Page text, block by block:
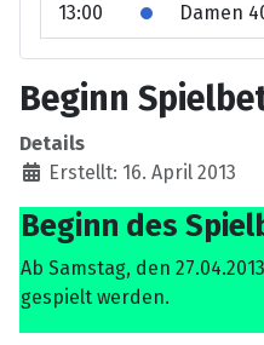
13:00 Damen
Beginn
Details
Erstellt: 16. April 2013
Beginn des
Ab Samstag, den
gespielt werden.